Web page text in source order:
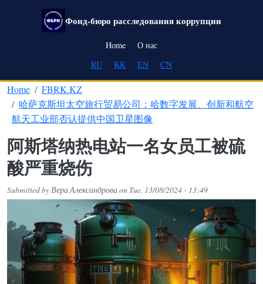
Skip to main content
Фонд-бюро расследования коррупции
Main navigation
Home
О нас
RU
KK EN CN
Home
FBRK.KZ
哈萨克斯坦太空旅行贸易公司：哈数字发展、创新和航空
航天工业部否认提供中国卫星图像
阿斯塔纳热电站一名女员工被硫
酸严重烧伤
Submitted byВера Александроваon Tue, 13/08/2024 - 13:49